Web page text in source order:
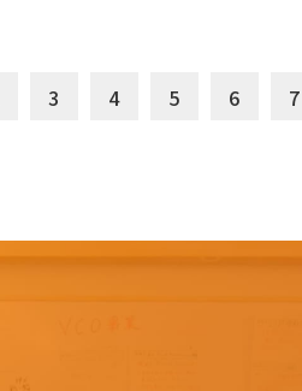
3 4 5 6 7